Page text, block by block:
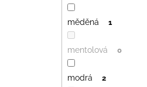
měděná 1
mentolová 0
modrá 2